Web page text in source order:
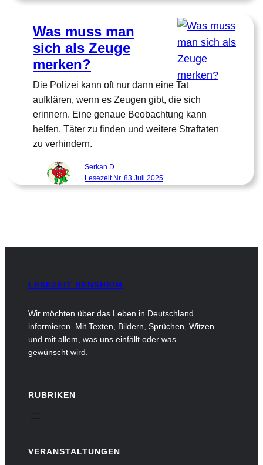
Was muss man
sich als Zeuge
merken?
Die Polizei kann oft nur dann eine Tat
aufklären, wenn es Zeugen gibt, die sich
erinnern. Eine genaue Beobachtung kann
helfen, Täter zu finden und weitere Straftaten
zu verhindern.
Serkan D.
Lesezeit Nr. 83 Juli 2025
LESEZEIT BENSHEIM
Wir möchten über das Leben in Deutschland
informieren. Mit Texten, Bildern, Sprüchen, Witzen
und mit allem, was uns einfällt oder was
gewünscht wird.
RUBRIKEN
VERANSTALTUNGEN